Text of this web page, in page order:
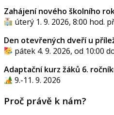
Zahájení nového školního
úterý 1. 9. 2026, 8:00 hod.
Den otevřených dveří u
pátek 4. 9. 2026, od 10:00
Adaptační kurz žáků 6.
9.-11. 9. 2026
Proč právě k nám?